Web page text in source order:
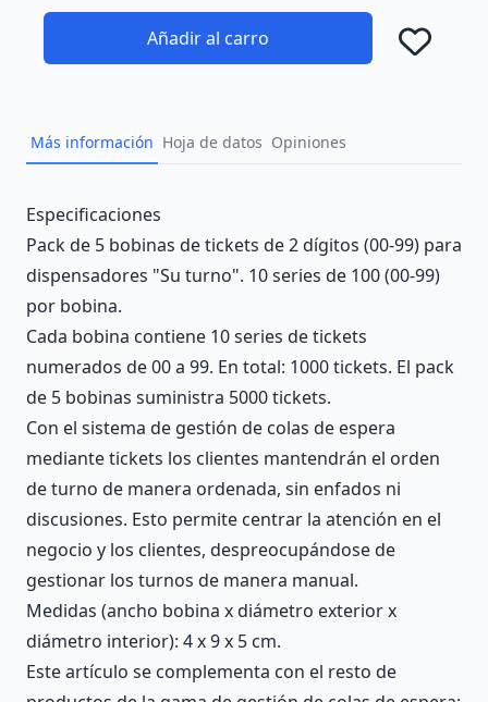
Añadir al carro
Más información Hoja de datos Opiniones
Description
Especificaciones
Pack de 5 bobinas de tickets de 2 dígitos (00-99) para
dispensadores "Su turno". 10 series de 100 (00-99)
por bobina.
Cada bobina contiene 10 series de tickets
numerados de 00 a 99. En total: 1000 tickets. El pack
de 5 bobinas suministra 5000 tickets.
Con el sistema de gestión de colas de espera
mediante tickets los clientes mantendrán el orden
de turno de manera ordenada, sin enfados ni
discusiones. Esto permite centrar la atención en el
negocio y los clientes, despreocupándose de
gestionar los turnos de manera manual.
Medidas (ancho bobina x diámetro exterior x
diámetro interior): 4 x 9 x 5 cm.
Este artículo se complementa con el resto de